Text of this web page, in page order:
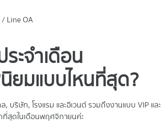
Line OA
ะจำเดือน
ยมแบบไหนที่สุด?
ริษัท, โรงแรม และอีเวนต์ รวมถึงงานแบบ VIP และ
ที่สุดในเดือนพฤศจิกายนค่ะ